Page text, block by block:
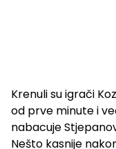
Krenuli su igrači
od prve minute i
nabacuje
Nešto kasnije